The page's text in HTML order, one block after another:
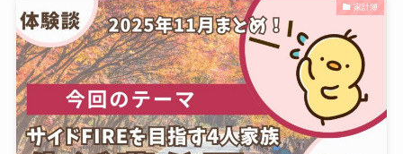
家計簿